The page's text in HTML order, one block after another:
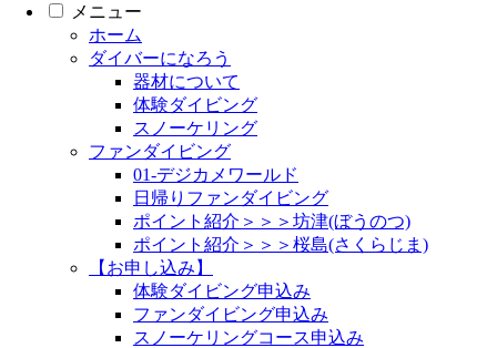
メニュー
ホーム
ダイバーになろう
器材について
体験ダイビング
スノーケリング
ファンダイビング
01-デジカメワールド
日帰りファンダイビング
ポイント紹介＞＞＞坊津(ぼうのつ)
ポイント紹介＞＞＞桜島(さくらじま)
【お申し込み】
体験ダイビング申込み
ファンダイビング申込み
スノーケリングコース申込み